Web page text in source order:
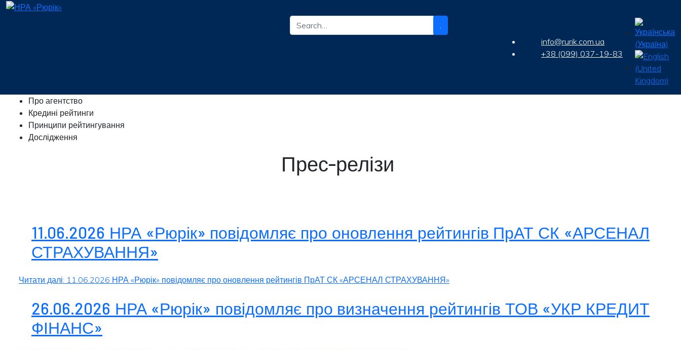
.
info@rurik.com.ua
+38 (099) 037-19-83
Про агентство
Кредині рейтинги
Принципи рейтингування
Дослідження
Прес-релізи
11.06.2026 НРА «Рюрік» повідомляє про оновлення рейтингів ПрАТ СК «АРСЕНАЛ
СТРАХУВАННЯ»
Читати далі: 11.06.2026 НРА «Рюрік» повідомляє про оновлення рейтингів ПрАТ СК «АРСЕНАЛ СТРАХУВАННЯ»
26.06.2026 НРА «Рюрік» повідомляє про визначення рейтингів ТОВ «УКР КРЕДИТ
ФІНАНС»